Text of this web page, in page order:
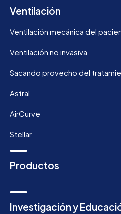
Ventilación
Ventilación mecánica del
Ventilación no invasiva
Sacando provecho del
Astral
AirCurve
Stellar
Productos
Investigación y